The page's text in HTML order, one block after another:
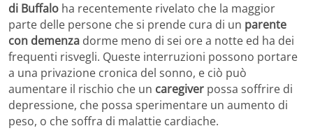
di Buffalo ha recentemente rivelato che la maggior
parte delle persone che si prende cura di un parente
con demenza dorme meno di sei ore a notte ed ha dei
frequenti risvegli. Queste interruzioni possono portare
a una privazione cronica del sonno, e ciò può
aumentare il rischio che un caregiver possa soffrire di
depressione, che possa sperimentare un aumento di
peso, o che soffra di malattie cardiache.